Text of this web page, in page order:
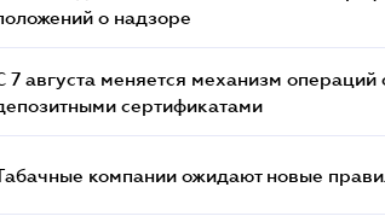
о надзоре
7 августа меняется механизм
сертификатами
компании ожидают новые